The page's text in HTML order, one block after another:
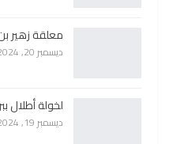
معلقة زهير
ديسمبر 20, 2024
لخولة أطلال
ديسمبر 19, 2024